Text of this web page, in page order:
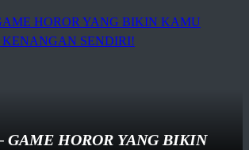
GAME HOROR YANG BIKIN